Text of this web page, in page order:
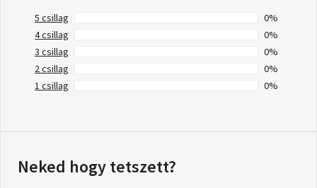
5 csillag
0%
4 csillag
0%
3 csillag
0%
2 csillag
0%
1 csillag
0%
Neked hogy tetszett?